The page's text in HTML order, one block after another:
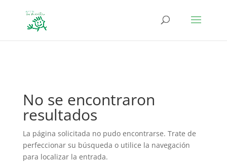
No se encontraron
resultados
La página solicitada no pudo encontrarse. Trate de
perfeccionar su búsqueda o utilice la navegación
para localizar la entrada.